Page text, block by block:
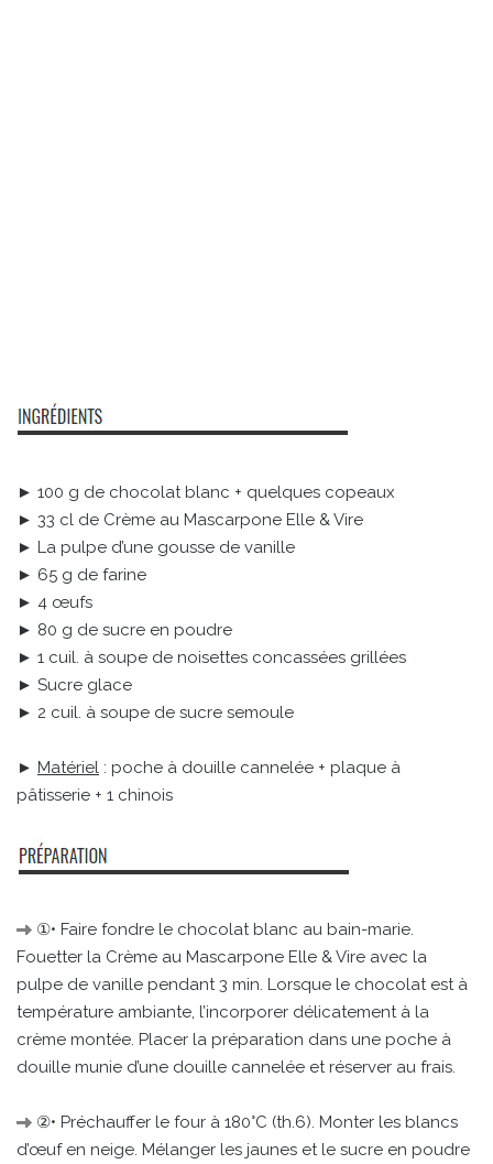
► 100 g de chocolat blanc + quelques copeaux
► 33 cl de Crème au Mascarpone Elle & Vire
► La pulpe d’une gousse de vanille
► 65 g de farine
► 4 œufs
► 80 g de sucre en poudre
► 1 cuil. à soupe de noisettes concassées grillées
► Sucre glace
► 2 cuil. à soupe de sucre semoule
► Matériel : poche à douille cannelée + plaque à
pâtisserie + 1 chinois
①• Faire fondre le chocolat blanc au bain-marie.
Fouetter la Crème au Mascarpone Elle & Vire avec la
pulpe de vanille pendant 3 min. Lorsque le chocolat est à
température ambiante, l’incorporer délicatement à la
crème montée. Placer la préparation dans une poche à
douille munie d’une douille cannelée et réserver au frais.
②• Préchauffer le four à 180°C (th.6). Monter les blancs
d’œuf en neige. Mélanger les jaunes et le sucre en poudre